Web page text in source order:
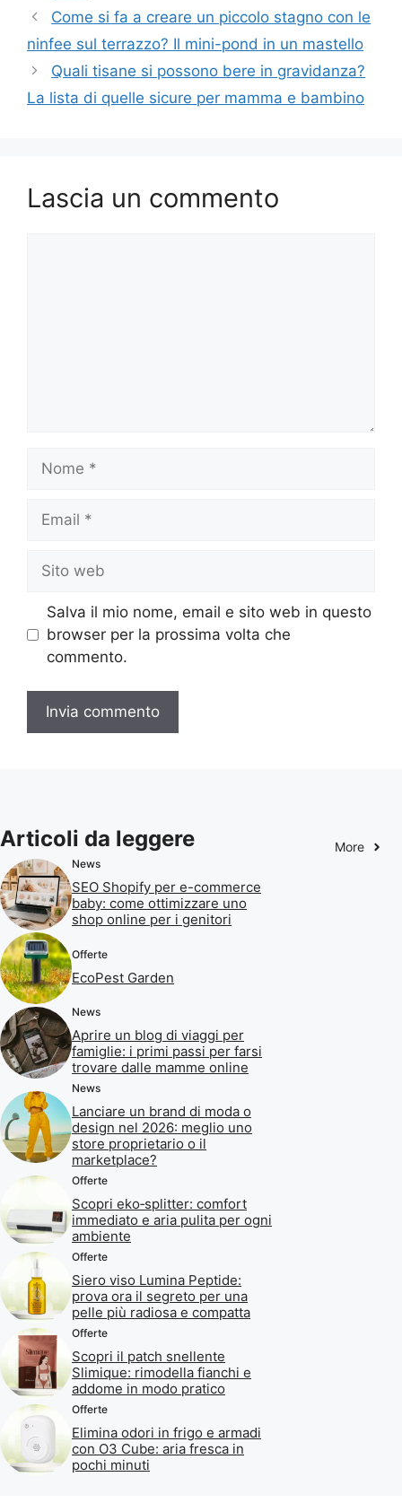
Come si fa a creare un piccolo stagno con le
ninfee sul terrazzo? Il mini-pond in un mastello
Quali tisane si possono bere in gravidanza?
La lista di quelle sicure per mamma e bambino
Lascia un commento
web
Salva il mio nome, email e sito web in questo
browser per la prossima volta che
commento.
Articoli da leggere More
News
SEO Shopify per e-commerce
baby: come ottimizzare uno
shop online per i genitori
Offerte
EcoPest Garden
News
Aprire un blog di viaggi per
famiglie: i primi passi per farsi
trovare dalle mamme online
News
Lanciare un brand di moda o
design nel 2026: meglio uno
store proprietario o il
marketplace?
Offerte
Scopri eko‑splitter: comfort
immediato e aria pulita per ogni
ambiente
Offerte
Siero viso Lumina Peptide:
prova ora il segreto per una
pelle più radiosa e compatta
Offerte
Scopri il patch snellente
Slimique: rimodella fianchi e
addome in modo pratico
Offerte
Elimina odori in frigo e armadi
con O3 Cube: aria fresca in
pochi minuti